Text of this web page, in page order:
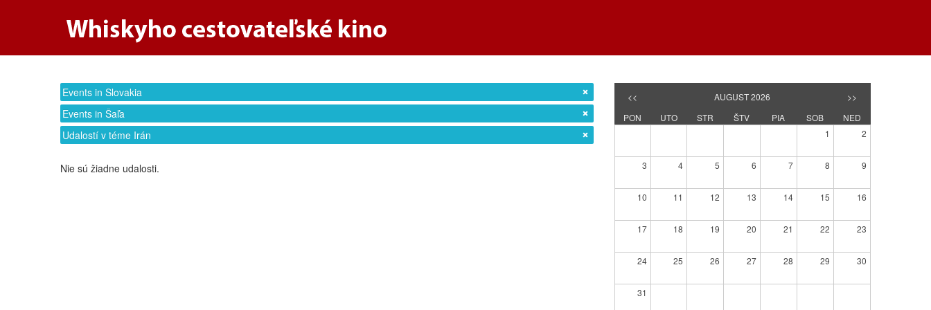
Events in Slovakia
Events in Šaľa
Udalostí v téme Irán
Nie sú žiadne udalosti.
<< AUGUST 2026
>>
PON
UTO STR ŠTV PIA SOB
NED
1
2
3 4 5 6 7 8 9
10 11 12 13 14 15 16
17 18 19 20 21 22 23
24 25 26 27 28 29 30
31